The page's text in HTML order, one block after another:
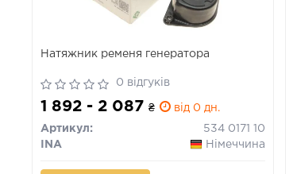
Натяжник ременя генератора
0 відгуків
1 892 - 2 087 ₴ від 0 дн.
Артикул:
534 0171 10
INA
Німеччина